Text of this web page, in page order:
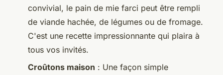
convivial, le pain de mie farci peut être rempli
de viande hachée, de légumes ou de fromage.
C'est une recette impressionnante qui plaira à
tous vos invités.
Croûtons maison : Une façon simple